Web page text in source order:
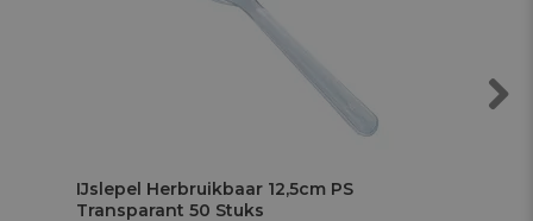
IJslepel Herbruikbaar 12,5cm PS
Transparant 50 Stuks